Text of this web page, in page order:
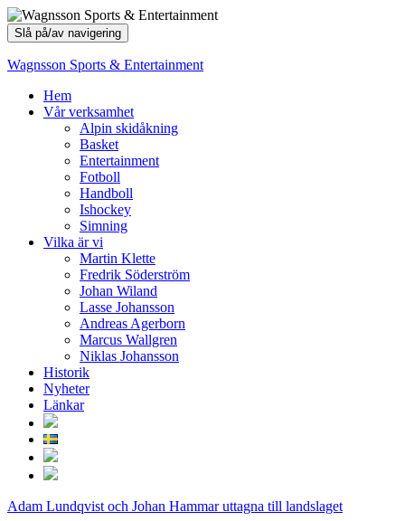
Slå på/av navigering
Wagnsson Sports & Entertainment
Hem
Vår verksamhet
Alpin skidåkning
Basket
Entertainment
Fotboll
Handboll
Ishockey
Simning
Vilka är vi
Martin Klette
Fredrik Söderström
Johan Wiland
Lasse Johansson
Andreas Agerborn
Marcus Wallgren
Niklas Johansson
Historik
Nyheter
Länkar
Adam Lundqvist och Johan Hammar uttagna till landslaget